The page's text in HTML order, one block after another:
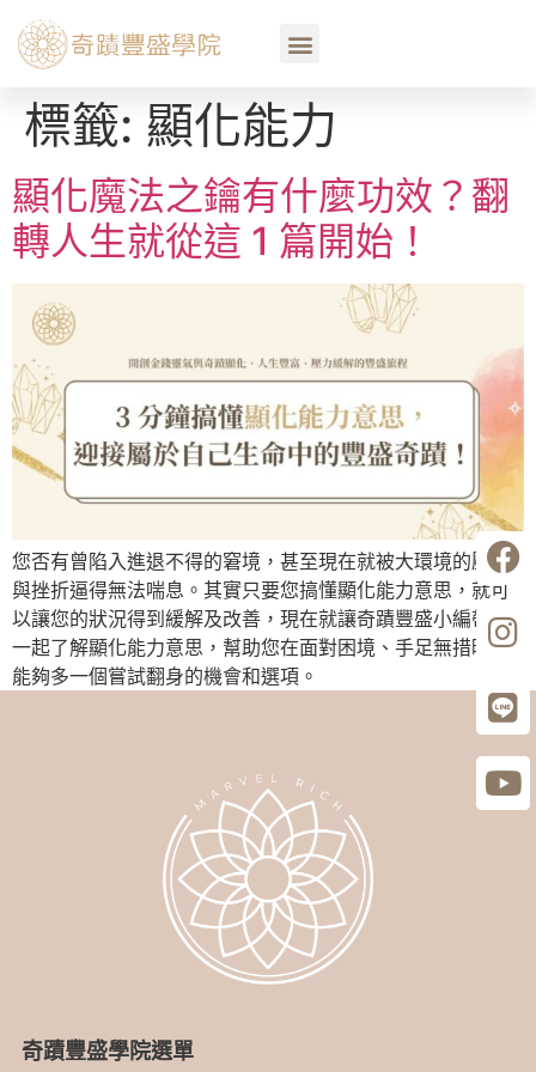
標籤: 顯化能力
顯化魔法之鑰有什麼功效？翻
轉人生就從這 1 篇開始！
您否有曾陷入進退不得的窘境，甚至現在就被大環境的壓力
與挫折逼得無法喘息。其實只要您搞懂顯化能力意思，就可
以讓您的狀況得到緩解及改善，現在就讓奇蹟豐盛小編帶您
一起了解顯化能力意思，幫助您在面對困境、手足無措時，
能夠多一個嘗試翻身的機會和選項。
奇蹟豐盛學院選單